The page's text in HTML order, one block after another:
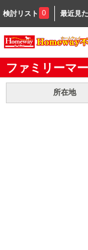
検討リスト 0 最近見
ファミリーマ
所在地